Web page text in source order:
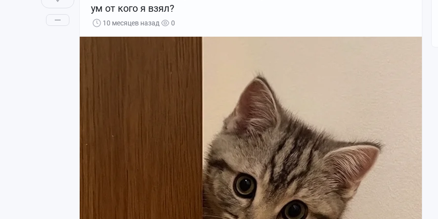
ум от кого я взял?
10 месяцев назад 0